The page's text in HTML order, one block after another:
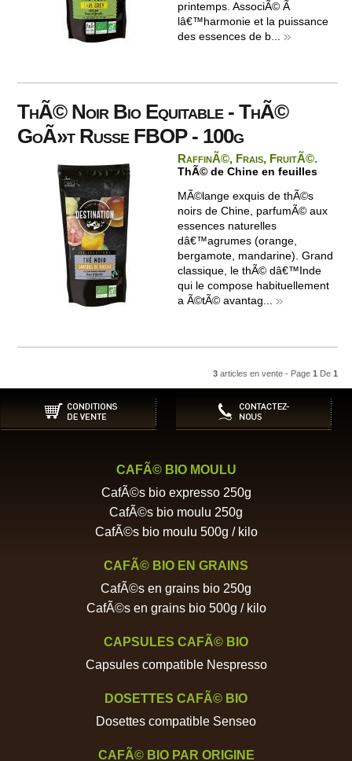
printemps. AssociÃ© Ã
lâ€™harmonie et la puissance
des essences de b...
ThÃ© Noir Bio Equitable - ThÃ©
GoÃ»t Russe FBOP - 100g
RaffinÃ©, Frais, FruitÃ©.
ThÃ© de Chine en feuilles
MÃ©lange exquis de thÃ©s
noirs de Chine, parfumÃ© aux
essences naturelles
dâ€™agrumes (orange,
bergamote, mandarine). Grand
classique, le thÃ© dâ€™Inde
qui le compose habituellement
a Ã©tÃ© avantag...
3 articles en vente - Page 1 De 1
CAFÃ© BIO MOULU
CafÃ©s bio expresso 250g
CafÃ©s bio moulu 250g
CafÃ©s bio moulu 500g / kilo
CAFÃ© BIO EN GRAINS
CafÃ©s en grains bio 250g
CafÃ©s en grains bio 500g / kilo
CAPSULES CAFÃ© BIO
Capsules compatible Nespresso
DOSETTES CAFÃ© BIO
Dosettes compatible Senseo
CAFÃ© BIO PAR ORIGINE